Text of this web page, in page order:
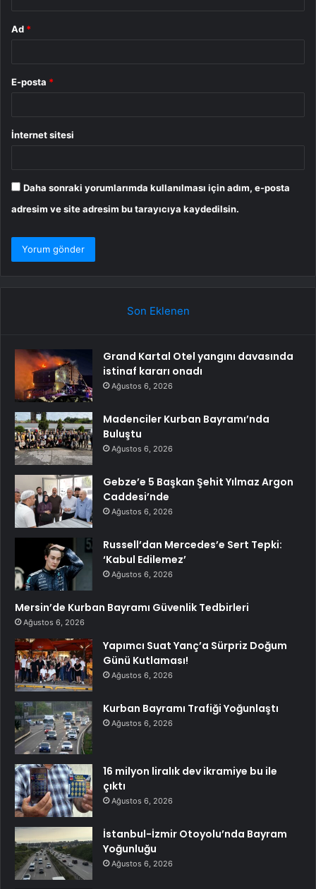
Ad *
E-posta *
İnternet sitesi
Daha sonraki yorumlarımda kullanılması için adım, e-posta
adresim ve site adresim bu tarayıcıya kaydedilsin.
Son Eklenen
Grand Kartal Otel yangını davasında
istinaf kararı onadı
Ağustos 6, 2026
Madenciler Kurban Bayramı’nda
Buluştu
Ağustos 6, 2026
Gebze’e 5 Başkan Şehit Yılmaz Argon
Caddesi’nde
Ağustos 6, 2026
Russell’dan Mercedes’e Sert Tepki:
‘Kabul Edilemez’
Ağustos 6, 2026
Mersin’de Kurban Bayramı Güvenlik Tedbirleri
Ağustos 6, 2026
Yapımcı Suat Yanç’a Sürpriz Doğum
Günü Kutlaması!
Ağustos 6, 2026
Kurban Bayramı Trafiği Yoğunlaştı
Ağustos 6, 2026
16 milyon liralık dev ikramiye bu ile
çıktı
Ağustos 6, 2026
İstanbul-İzmir Otoyolu’nda Bayram
Yoğunluğu
Ağustos 6, 2026